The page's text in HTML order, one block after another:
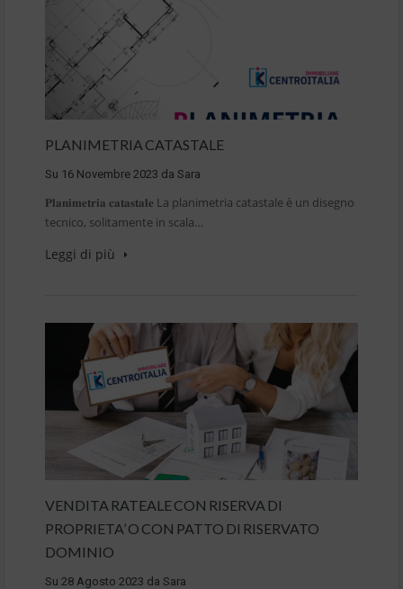
PLANIMETRIA CATASTALE
Su 16 Novembre 2023 da Sara
𝐏𝐥𝐚𝐧𝐢𝐦𝐞𝐭𝐫𝐢𝐚 𝐜𝐚𝐭𝐚𝐬𝐭𝐚𝐥𝐞 La planimetria catastale è un disegno
tecnico, solitamente in scala…
Leggi di più
VENDITA RATEALE CON RISERVA DI
PROPRIETA’ O CON PATTO DI RISERVATO
DOMINIO
Su 28 Agosto 2023 da Sara